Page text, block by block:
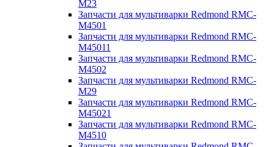
M23
Запчасти для мультиварки Redmond RMC-
M4501
Запчасти для мультиварки Redmond RMC-
M45011
Запчасти для мультиварки Redmond RMC-
M4502
Запчасти для мультиварки Redmond RMC-
M29
Запчасти для мультиварки Redmond RMC-
M45021
Запчасти для мультиварки Redmond RMC-
M4510